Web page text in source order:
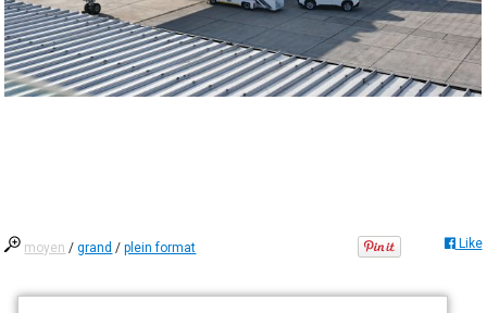
moyen /grand /plein format Like